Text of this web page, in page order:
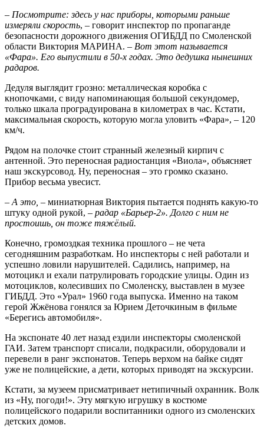
– Посмотрите: здесь у нас приборы, которыми раньше
измеряли скорость, – говорит инспектор по пропаганде
безопасности дорожного движения ОГИБДД по Смоленской
области Виктория МАРИНА. – Вот этот называется
«Фара». Его выпустили в 50-х годах. Это дедушка нынешних
радаров.
Дедуля выглядит грозно: металлическая коробка с
кнопочками, с виду напоминающая большой секундомер,
только шкала проградуирована в километрах в час. Кстати,
максимальная скорость, которую могла уловить «Фара», – 120
км/ч.
Рядом на полочке стоит странный железный кирпич с
антенной. Это переносная радиостанция «Виола», объясняет
наш экскурсовод. Ну, переносная – это громко сказано.
Прибор весьма увесист.
– А это, – миниатюрная Виктория пытается поднять какую-то
штуку одной рукой, – радар «Барьер-2». Долго с ним не
простоишь, он тоже тяжёлый.
Конечно, громоздкая техника прошлого – не чета
сегодняшним разработкам. Но инспекторы с ней работали и
успешно ловили нарушителей. Садились, например, на
мотоцикл и ехали патрулировать городские улицы. Один из
мотоциклов, колесивших по Смоленску, выставлен в музее
ГИБДД. Это «Урал» 1960 года выпуска. Именно на таком
герой Жжёнова гонялся за Юрием Деточкиным в фильме
«Берегись автомобиля».
На экспонате 40 лет назад ездили инспекторы смоленской
ГАИ. Затем транспорт списали, подкрасили, оборудовали и
перевели в ранг экспонатов. Теперь верхом на байке сидят
уже не полицейские, а дети, которых приводят на экскурсии.
Кстати, за музеем присматривает нетипичный охранник. Волк
из «Ну, погоди!». Эту мягкую игрушку в костюме
полицейского подарили воспитанники одного из смоленских
детских домов.